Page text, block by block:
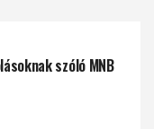
szóló MNB